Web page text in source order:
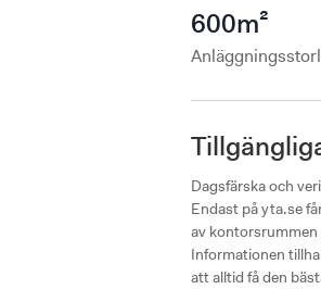
600m²
Dagsfärska och
Endast på yta.se
av
Informationen
att alltid få den